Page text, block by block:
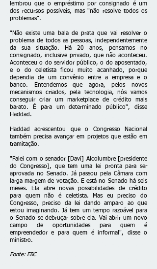
lembrou que o empréstimo por consignado é um
dos recursos possíveis, mas "não resolve todos os
problemas".
"Não existe uma bala de prata que vai resolver o
problema de todos as pessoas, independentemente
da sua situação. Há 20 anos, pensamos no
consignado, inclusive privado, que não aconteceu.
Aconteceu o do servidor público, o do aposentado,
e o do celetista ficou muito acanhado, porque
dependia de um convênio entre a empresa e o
banco. Entendemos que agora, pelos novos
mecanismos criados, pela tecnologia, nós vamos
conseguir criar um marketplace de crédito mais
barato. É para um determinado público", disse
Haddad.
Haddad acrescentou que o Congresso Nacional
também precisa avançar em projetos que estão em
tramitação.
"Falei com o senador [Davi] Alcolumbre [presidente
do Congresso], que tem uma lei pronta para ser
aprovada no Senado. Já passou pela Câmara com
larga margem de votação. E está no Senado há seis
meses. Ela abre novas possibilidades de crédito
para quem não é celetista. Mas eu preciso do
Congresso, preciso da lei dando amparo ao que
estou imaginando. Já tem um tempo razoável para
o Senado se debruçar sobre ela. Vai abrir um novo
campo de oportunidades para quem é
empreendedor e para quem é informal", disse o
ministro.
Fonte: EBC